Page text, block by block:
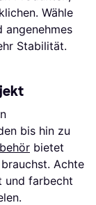
Wähle
angenehmes
Stabilität.
bis hin zu
bietet
Achte
und farbecht